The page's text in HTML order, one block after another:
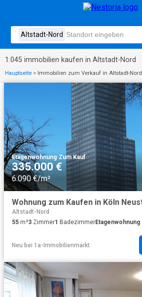
1.045 immobilien kaufen in Altstadt-Nord
Hauptseite > Immobilien zum Verkauf in Altstadt-Nord
Etagenwohnung·Zum Kauf
335.000 €
6.090 €/m²
Altstadt-Nord
55 m²3 Zimmer1 BadezimmerEtagenwohnung
Neu bei 1a-Immobilienmarkt